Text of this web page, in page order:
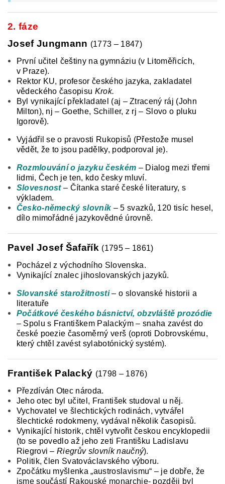
2. fáze
Josef Jungmann (1773 – 1847)
První učitel češtiny na gymnáziu (v Litoměřicích,
v Praze).
Rektor KU, profesor českého jazyka,zakladatel
vědeckého časopisu Krok.
Byl vynikající překladatel (aj – Ztracený ráj (John
Milton), nj – Goethe, Schiller, z rj – Slovo o pluku
Igorově).
Vyjádřil se o pravosti Rukopisů (Přestože musel
vědět, že to jsou padělky, podporoval je).
Rozmlouvání o jazyku českém – Dialog mezi třemi
lidmi, Čech je ten, kdo česky mluví.
Slovesnost– Čítanka staré české literatury, s
výkladem.
Česko-německý slovník– 5 svazků, 120 tisíc hesel,
dílo mimořádné jazykovědné úrovně.
Pavel Josef Šafařík (1795 – 1861)
Pocházel z východního Slovenska.
Vynikající znalec jihoslovanských jazyků.
Slovanské starožitnosti – o slovanské historii a
literatuře
Počátkové českého básnictví, obzvláště prozódie
– Spolu s Františkem Palackým – snaha zavést do
české poezie časoměrný verš (oproti Dobrovskému,
který chtěl zavést sylabotónický systém).
František Palacký (1798 – 1876)
Přezdíván Otec národa.
Jeho otec byl učitel, František studoval u něj.
Vychovatel ve šlechtických rodinách,vytvářel
šlechtické rodokmeny, vydával několik časopisů.
Vynikající historik, chtěl vytvořit českou encyklopedii
(to se povedlo až jeho zeti Františku Ladislavu
Riegrovi –Riegrův slovník naučný).
Politik, člen Svatováclavského výboru.
Zpočátku myšlenka „austroslavismu“ – je dobře, že
jsme součástí Rakouské monarchie- později byl